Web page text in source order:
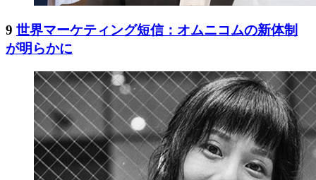
9 世界マーケティング短信：オムニコムの新体制
が明らかに